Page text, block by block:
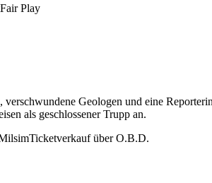
Fair Play
Geologen und eine
als geschlossener Trupp an.
Ticketverkauf über O.B.D.